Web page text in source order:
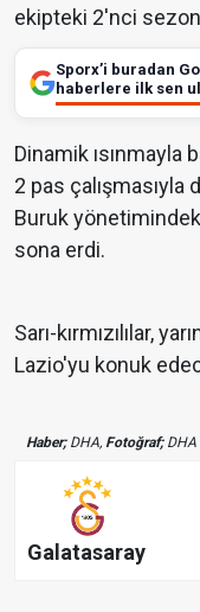
ekipteki 2'nci
Sporx’i buradan
haberlere ilk sen
Dinamik ısınmayla
2 pas
Buruk
sona erdi.
Sarı-kırmızılılar,
Lazio'yu konuk
Haber;DHA, Fotoğraf;DHA
Galatasaray